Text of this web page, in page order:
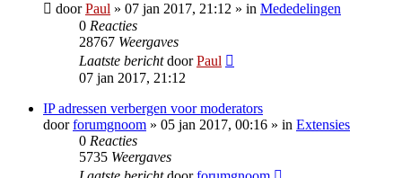
doorPaul » 07 jan 2017, 21:12 » in Mededelingen
0 Reacties
28767 Weergaves
Laatste berichtdoorPaul
07 jan 2017, 21:12
IP adressen verbergen voor moderators
doorforumgnoom » 05 jan 2017, 00:16 » in Extensies
0 Reacties
5735 Weergaves